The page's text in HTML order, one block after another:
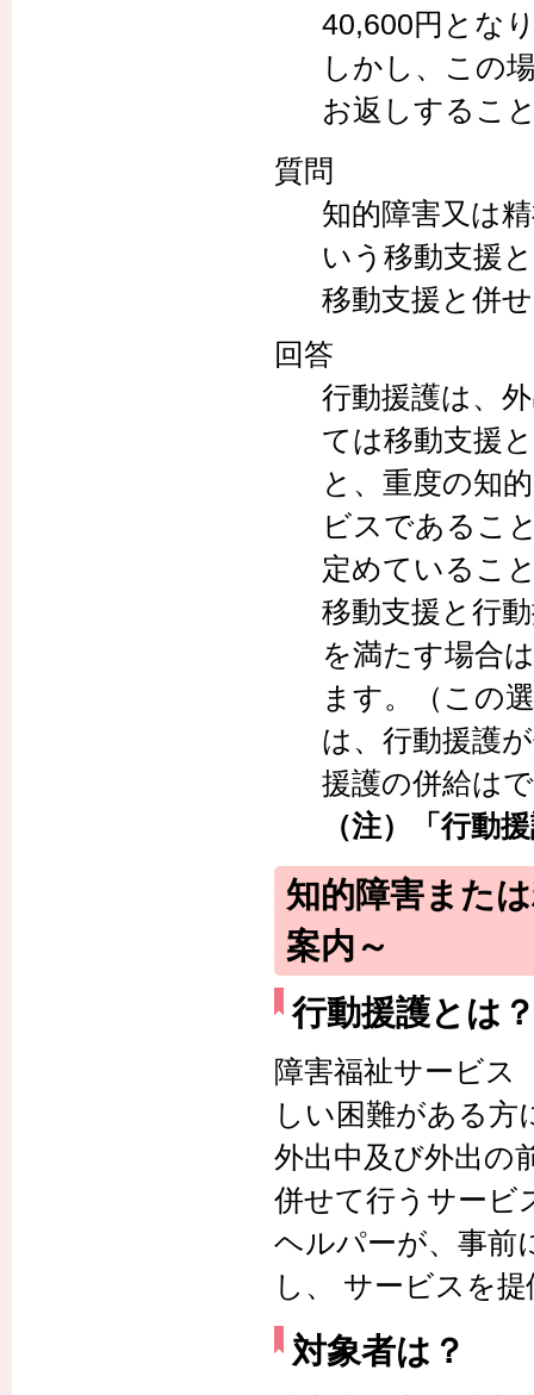
40,600円とな
しかし、この
お返しするこ
質問
知的障害又は
いう移動支援
移動支援と併
回答
行動援護は、
ては移動支援
と、重度の知
ビスであるこ
定めているこ
移動支援と行
を満たす場合
ます。（この
は、行動援護
援護の併給は
（注）「行動
知的障害また
案内～
行動援護とは
障害福祉サービス
しい困難がある方
外出中及び外出の
併せて行うサービ
ヘルパーが、事前
し、 サービスを
対象者は？